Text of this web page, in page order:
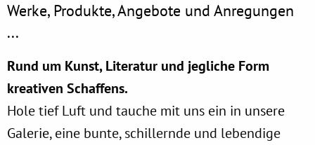
Werke, Produkte, Angebote und Anregungen
...
Rund um Kunst, Literatur und jegliche Form
kreativen Schaffens.
Hole tief Luft und tauche mit uns ein in unsere
Galerie, eine bunte, schillernde und lebendige